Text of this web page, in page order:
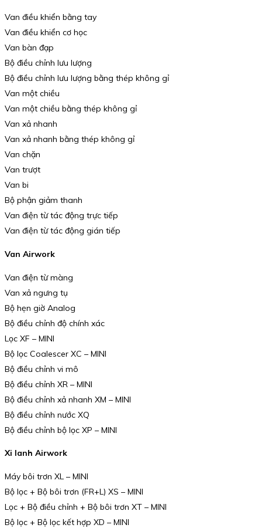
Van điều khiển bằng tay
Van điều khiển cơ học
Van bàn đạp
Bộ điều chỉnh lưu lượng
Bộ điều chỉnh lưu lượng bằng thép không gỉ
Van một chiều
Van một chiều bằng thép không gỉ
Van xả nhanh
Van xả nhanh bằng thép không gỉ
Van chặn
Van trượt
Van bi
Bộ phận giảm thanh
Van điện từ tác động trực tiếp
Van điện từ tác động gián tiếp
Van Airwork
Van điện từ màng
Van xả ngưng tụ
Bộ hẹn giờ Analog
Bộ điều chỉnh độ chính xác
Lọc XF – MINI
Bộ lọc Coalescer XC – MINI
Bộ điều chỉnh vi mô
Bộ điều chỉnh XR – MINI
Bộ điều chỉnh xả nhanh XM – MINI
Bộ điều chỉnh nước XQ
Bộ điều chỉnh bộ lọc XP – MINI
Xi lanh Airwork
Máy bôi trơn XL – MINI
Bộ lọc + Bộ bôi trơn (FR+L) XS – MINI
Lọc + Bộ điều chỉnh + Bộ bôi trơn XT – MINI
Bộ lọc + Bộ lọc kết hợp XD – MINI